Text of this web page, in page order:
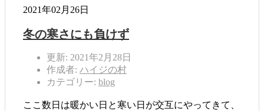
2021年02月26日
冬の寒さにも負けず
更新: 2021年2月28日
作成者: ハイジの村
カテゴリー: blog
ここ数日は暖かい日と寒い日が交互にやってきて、